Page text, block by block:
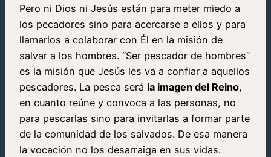
Pero ni Dios ni Jesús están para meter miedo a
los pecadores sino para acercarse a ellos y para
llamarlos a colaborar con Él en la misión de
salvar a los hombres. “Ser pescador de hombres”
es la misión que Jesús les va a confiar a aquellos
pescadores. La pesca será la imagen del Reino,
en cuanto reúne y convoca a las personas, no
para pescarlas sino para invitarlas a formar parte
de la comunidad de los salvados. De esa manera
la vocación no los desarraiga en sus vidas.